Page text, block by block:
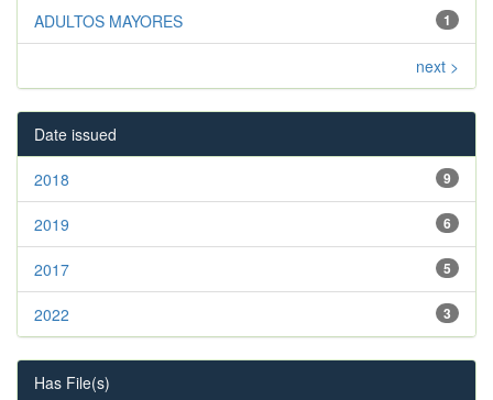
1
ADULTOS MAYORES
next >
Date issued
9
2018
6
2019
5
2017
3
2022
Has File(s)